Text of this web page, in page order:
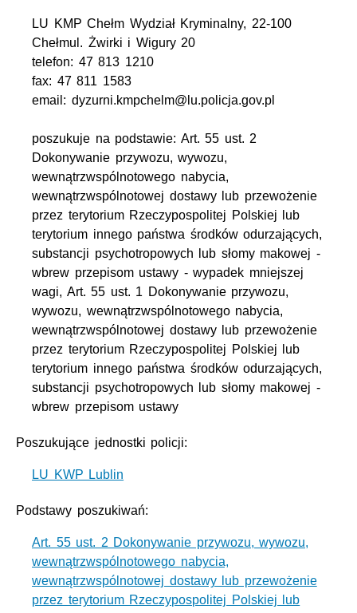
LU KMP Chełm Wydział Kryminalny, 22-100
Chełmul. Żwirki i Wigury 20
telefon: 47 813 1210
fax: 47 811 1583
email: dyzurni.kmpchelm@lu.policja.gov.pl
poszukuje na podstawie: Art. 55 ust. 2
Dokonywanie przywozu, wywozu,
wewnątrzwspólnotowego nabycia,
wewnątrzwspólnotowej dostawy lub przewożenie
przez terytorium Rzeczypospolitej Polskiej lub
terytorium innego państwa środków odurzających,
substancji psychotropowych lub słomy makowej -
wbrew przepisom ustawy - wypadek mniejszej
wagi, Art. 55 ust. 1 Dokonywanie przywozu,
wywozu, wewnątrzwspólnotowego nabycia,
wewnątrzwspólnotowej dostawy lub przewożenie
przez terytorium Rzeczypospolitej Polskiej lub
terytorium innego państwa środków odurzających,
substancji psychotropowych lub słomy makowej -
wbrew przepisom ustawy
Poszukujące jednostki policji:
LU KWP Lublin
Podstawy poszukiwań:
Art. 55 ust. 2 Dokonywanie przywozu, wywozu,
wewnątrzwspólnotowego nabycia,
wewnątrzwspólnotowej dostawy lub przewożenie
przez terytorium Rzeczypospolitej Polskiej lub